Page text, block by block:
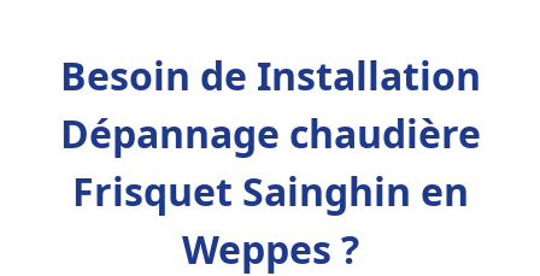
Besoin de Installation
Dépannage chaudière
Frisquet Sainghin en
Weppes ?